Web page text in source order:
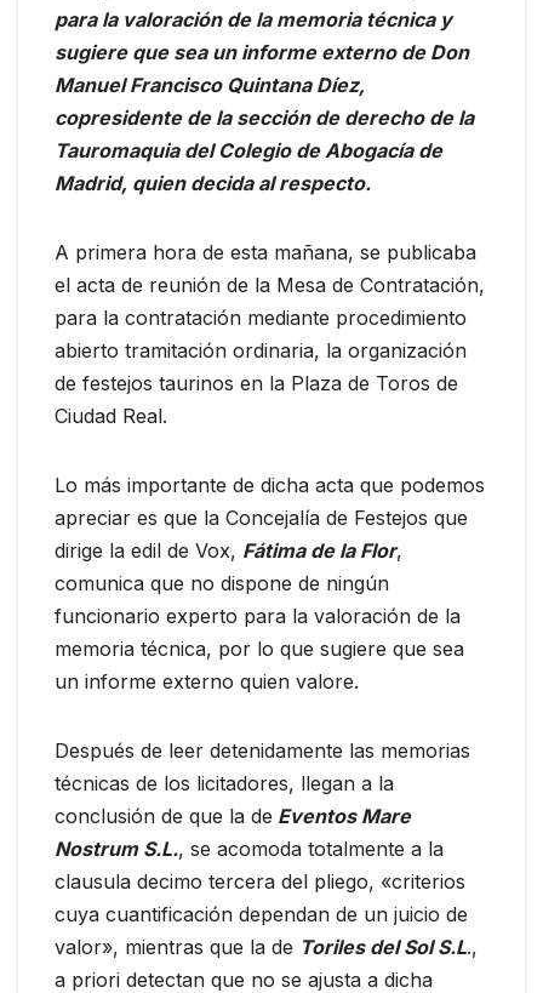
para la valoración de la memoria técnica y
sugiere que sea un informe externo de Don
Manuel Francisco Quintana Díez,
copresidente de la sección de derecho de la
Tauromaquia del Colegio de Abogacía de
Madrid, quien decida al respecto.
A primera hora de esta mañana, se publicaba
el acta de reunión de la Mesa de Contratación,
para la contratación mediante procedimiento
abierto tramitación ordinaria, la organización
de festejos taurinos en la Plaza de Toros de
Ciudad Real.
Lo más importante de dicha acta que podemos
apreciar es que la Concejalía de Festejos que
dirige la edil de Vox, Fátima de la Flor,
comunica que no dispone de ningún
funcionario experto para la valoración de la
memoria técnica, por lo que sugiere que sea
un informe externo quien valore.
Después de leer detenidamente las memorias
técnicas de los licitadores, llegan a la
conclusión de que la de Eventos Mare
Nostrum S.L., se acomoda totalmente a la
clausula decimo tercera del pliego, «criterios
cuya cuantificación dependan de un juicio de
valor», mientras que la de Toriles del Sol S.L.,
a priori detectan que no se ajusta a dicha